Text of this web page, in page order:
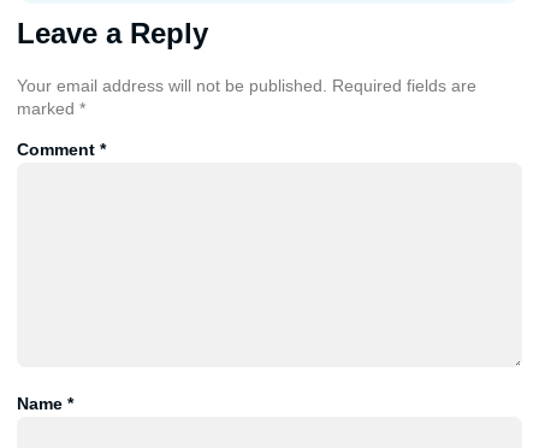
Leave a Reply
Your email address will not be published.
Required fields are
marked *
Comment *
Name *